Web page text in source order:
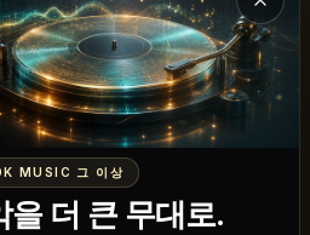
부르며 노래 음정 정확도를 개인
MUSIC 그 이상
을 더 큰 무대로.